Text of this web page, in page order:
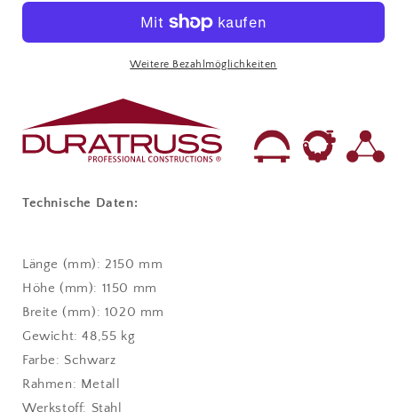
Bühnenpodeste
10
Bühnenpodeste
Weitere Bezahlmöglichkeiten
Technische Daten:
Länge (mm): 2150 mm
Höhe (mm): 1150 mm
Breite (mm): 1020 mm
Gewicht: 48,55 kg
Farbe: Schwarz
Rahmen: Metall
Werkstoff: Stahl